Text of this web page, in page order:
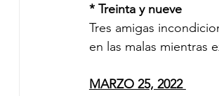
* Treinta y nueve
Tres amigas
en las malas mientras
MARZO 25, 2022